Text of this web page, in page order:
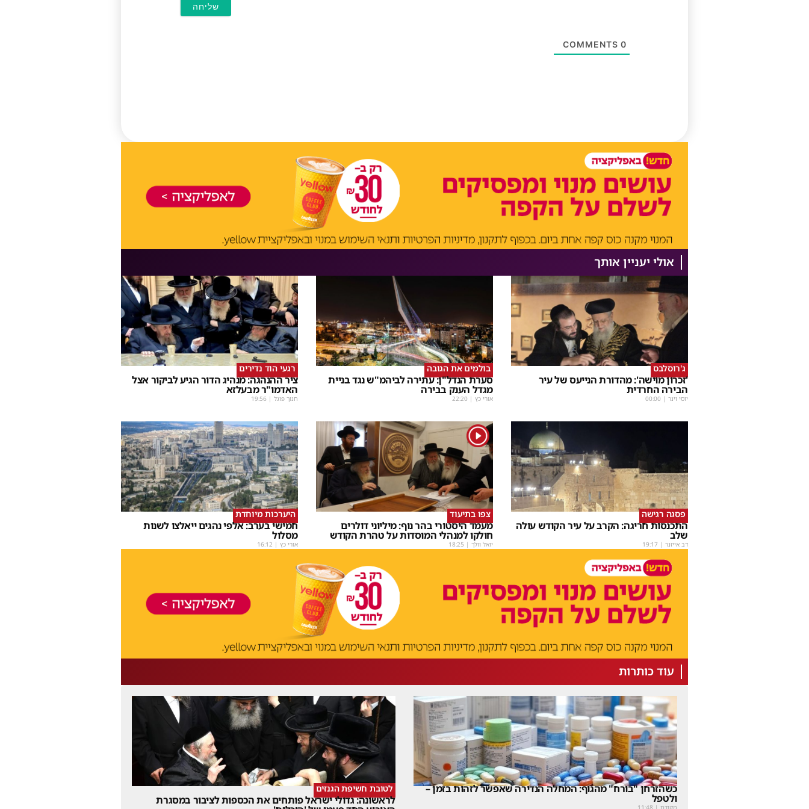
0
אולי יעניין אותך
ג'רוסלבס
'זכרון מוישה': מהדורת הנייעס של עיר
הבירה החרדית
יוסי וינר |
00:00
בולמים את הגובה
סערת הנדל"ן: עתירה לביהמ"ש נגד בניית
מגדל הענק בבירה
אורי כץ |
22:20
רגעי הוד נדירים
ציר ההנהגה: מנהיג הדור הגיע לביקור אצל
האדמו"ר מבעלזא
חנוך פוגל |
19:56
פסגה רגישה
התכנסות חריגה: הקרב על עיר הקודש עולה
שלב
דב אייזנר |
19:17
1
צפו בתיעוד
מעמד היסטורי בהר נוף: מיליוני דולרים
חולקו למנהלי המוסדות על טהרת הקודש
יואל וולך |
18:25
היערכות מיוחדת
חמישי בערב: אלפי נהגים ייאלצו לשנות
מסלול
אורי כץ |
16:12
עוד כותרות
כשהזרחן "בורח" מהגוף: המחלה הנדירה שאפשר לזהות בזמן –
ולטפל
מקודם |
11:48
לטובת חשיפת הגנזים
לראשונה: גדולי ישראל פותחים את הכספות לציבור במסגרת